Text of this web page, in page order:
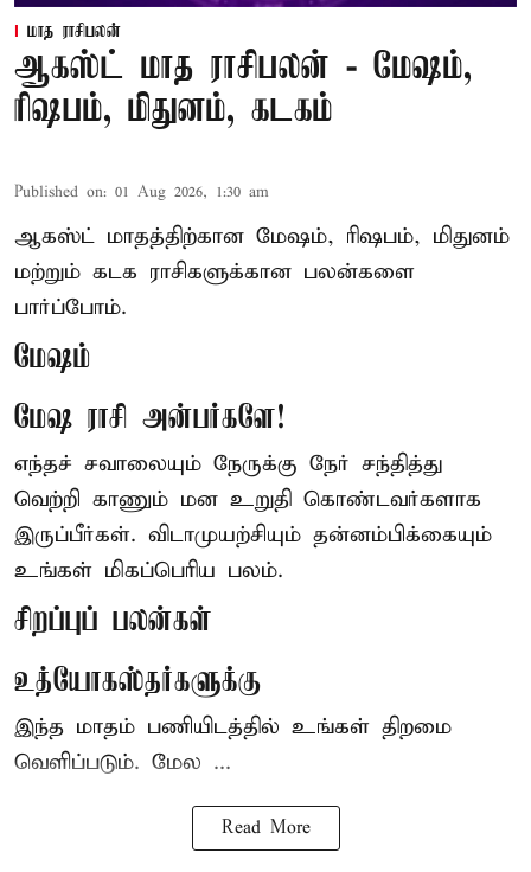
மாத ராசிபலன்
ஆகஸ்ட் மாத ராசிபலன் - மேஷம்,
ரிஷபம், மிதுனம், கடகம்
Published on: 01 Aug 2026, 1:30 am
ஆகஸ்ட் மாதத்திற்கான மேஷம், ரிஷபம், மிதுனம்
மற்றும் கடக ராசிகளுக்கான பலன்களை
பார்ப்போம்.
மேஷம்
மேஷ ராசி அன்பர்களே!
எந்தச் சவாலையும் நேருக்கு நேர் சந்தித்து
வெற்றி காணும் மன உறுதி கொண்டவர்களாக
இருப்பீர்கள். விடாமுயற்சியும் தன்னம்பிக்கையும்
உங்கள் மிகப்பெரிய பலம்.
சிறப்புப் பலன்கள்
உத்யோகஸ்தர்களுக்கு
இந்த மாதம் பணியிடத்தில் உங்கள் திறமை
வெளிப்படும். மேல ...
Read More